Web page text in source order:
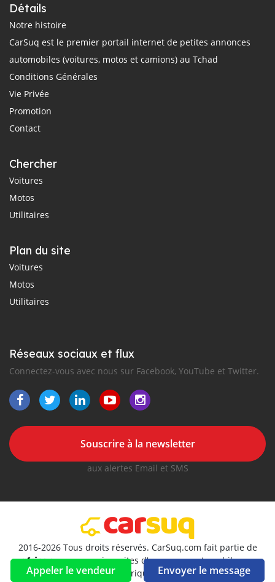
Appeler le vendeur Envoyer le message
Détails
Notre histoire
CarSuq est le premier portail internet de petites annonces
automobiles (voitures, motos et camions) au Tchad
Conditions Générales
Vie Privée
Promotion
Contact
Chercher
Voitures
Motos
Utilitaires
Plan du site
Voitures
Motos
Utilitaires
Réseaux sociaux et flux
Connectez-vous avec nous sur Facebook, YouTube et Twitter.
Souscrire à la newsletter
aux alertes Email et SMS
2016-2026 Tous droits réservés. CarSuq.com fait partie de
, premiers sites d'annonces automobiles en
Afrique